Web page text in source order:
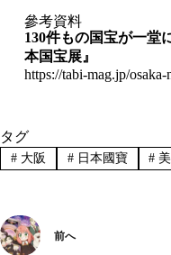
參考資料
130件もの国宝が一堂
本国宝展』
https://tabi-mag.jp/osaka-
タグ
#大阪 #日本國寶 #
前へ